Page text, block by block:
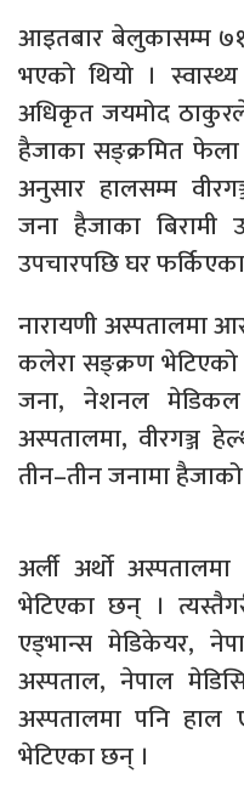
आइतबार बेलुकासम्म
भएको थियो ।
अधिकृत जयमोद
हैजाका सङ्क्रमित फेला
अनुसार हालसम्म
जना हैजाका
उपचारपछि घर
नारायणी अस्पतालमा
कलेरा सङ्क्रण भेटिएको
जना, नेशनल
अस्पतालमा, वीरगञ्ज
तीन–तीन जनामा
अर्ली अर्थो
भेटिएका छन् ।
एड्भान्स मेडिकेयर,
अस्पताल, नेपाल
अस्पतालमा पनि हाल
भेटिएका छन् ।